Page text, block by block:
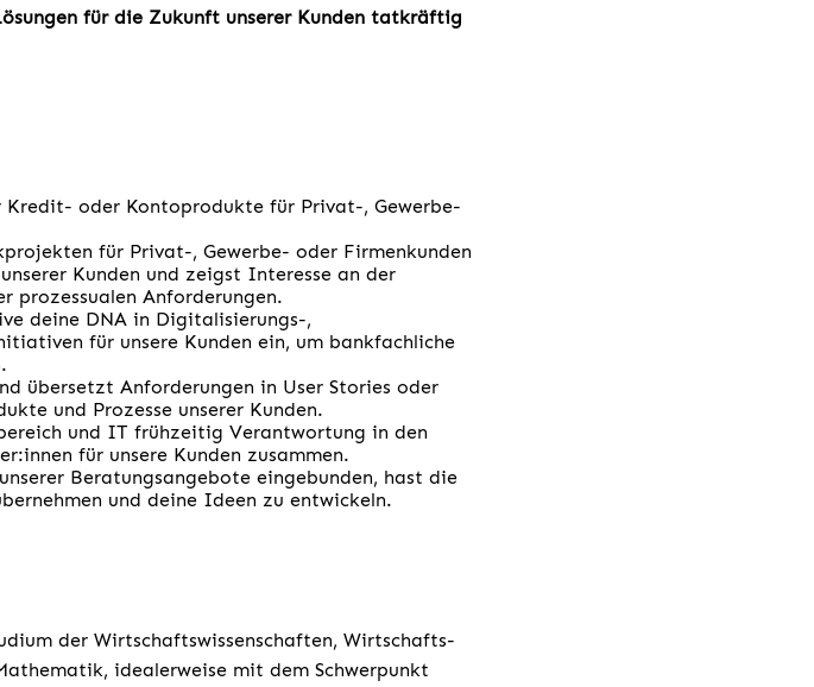
für die Zukunft unserer Kunden tatkräftig
oder Kontoprodukte für Privat-, Gewerbe-
für Privat-, Gewerbe- oder Firmenkunden
Kunden und zeigst Interesse an der
prozessualen Anforderungen.
deine DNA in Digitalisierungs-,
für unsere Kunden ein, um bankfachliche
übersetzt Anforderungen in User Stories oder
und Prozesse unserer Kunden.
und IT frühzeitig Verantwortung in den
für unsere Kunden zusammen.
Beratungsangebote eingebunden, hast die
und deine Ideen zu entwickeln.
der Wirtschaftswissenschaften, Wirtschafts-
idealerweise mit dem Schwerpunkt